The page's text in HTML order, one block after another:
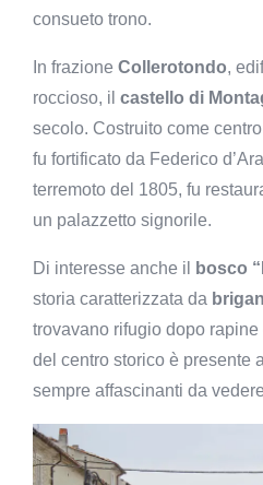
consueto trono.
In frazione Collerotondo,
roccioso, il castello di
secolo. Costruito come
fu fortificato da Federico
terremoto del 1805, fu
un palazzetto signorile.
Di interesse anche il bosco
storia caratterizzata da
trovavano rifugio dopo
del centro storico è presente
sempre affascinanti da